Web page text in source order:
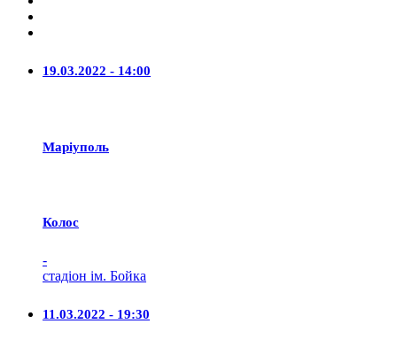
19.03.2022 - 14:00
Маріуполь
Колос
-
стадіон ім. Бойка
11.03.2022 - 19:30